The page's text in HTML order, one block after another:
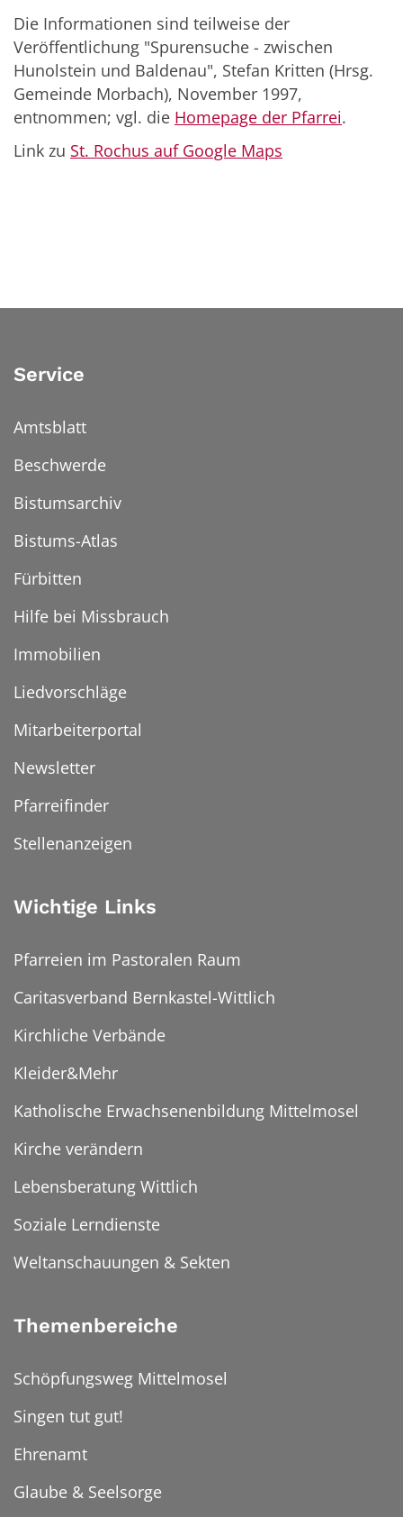
Die Informationen sind teilweise der
Veröffentlichung "Spurensuche - zwischen
Hunolstein und Baldenau", Stefan Kritten (Hrsg.
Gemeinde Morbach), November 1997,
entnommen; vgl. die Homepage der Pfarrei.
Link zu St. Rochus auf Google Maps
Service
Amtsblatt
Beschwerde
Bistumsarchiv
Bistums-Atlas
Fürbitten
Hilfe bei Missbrauch
Immobilien
Liedvorschläge
Mitarbeiterportal
Newsletter
Pfarreifinder
Stellenanzeigen
Wichtige Links
Pfarreien im Pastoralen Raum
Caritasverband Bernkastel-Wittlich
Kirchliche Verbände
Kleider&Mehr
Katholische Erwachsenenbildung Mittelmosel
Kirche verändern
Lebensberatung Wittlich
Soziale Lerndienste
Weltanschauungen & Sekten
Themenbereiche
Schöpfungsweg Mittelmosel
Singen tut gut!
Ehrenamt
Glaube & Seelsorge